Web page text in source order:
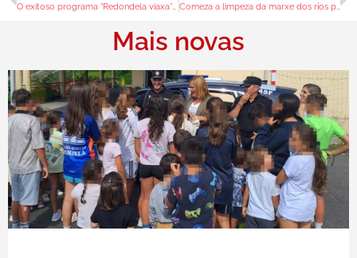
O exitoso programa “Redondela viaxa” organiza unha excursión a Celanova, Vilanova dos Infantes e Ourense Comeza a limpeza da marxe dos ríos para previr inundacións
Mais novas